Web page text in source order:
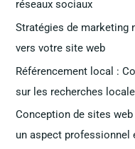
e
r
:
réseaux sociaux
Stratégies de marketing
vers votre site web
Référencement local :
sur les recherches
Conception de sites
un aspect professionnel